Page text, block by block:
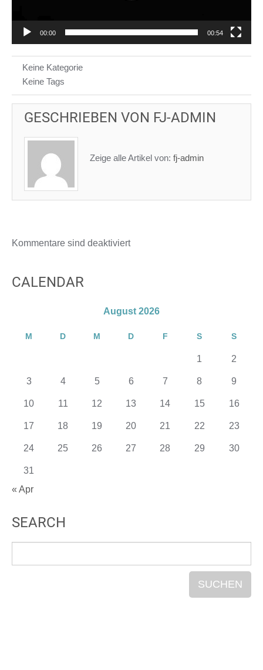
00:00 00:54
Keine Kategorie
Keine Tags
GESCHRIEBEN VON FJ-ADMIN
Zeige alle Artikel von: fj-admin
Kommentare sind deaktiviert
CALENDAR
August 2026
M D M D F S S
1 2
3 4 5 6 7 8 9
10 11 12 13 14 15 16
17 18 19 20 21 22 23
24 25 26 27 28 29 30
31
« Apr
SEARCH